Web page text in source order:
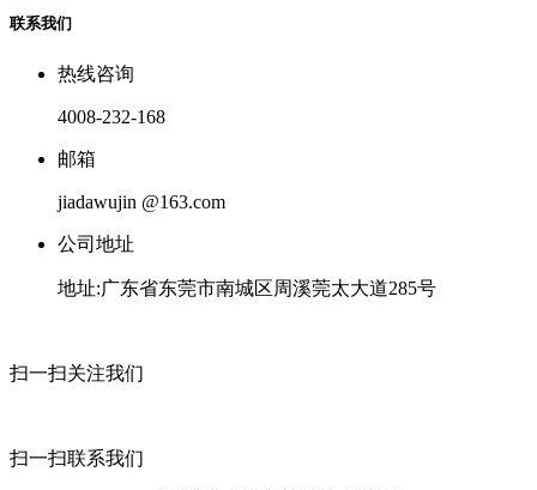
联系我们
热线咨询
4008-232-168
邮箱
jiadawujin @163.com
公司地址
地址:广东省东莞市南城区周溪莞太大道285号
扫一扫关注我们
扫一扫联系我们